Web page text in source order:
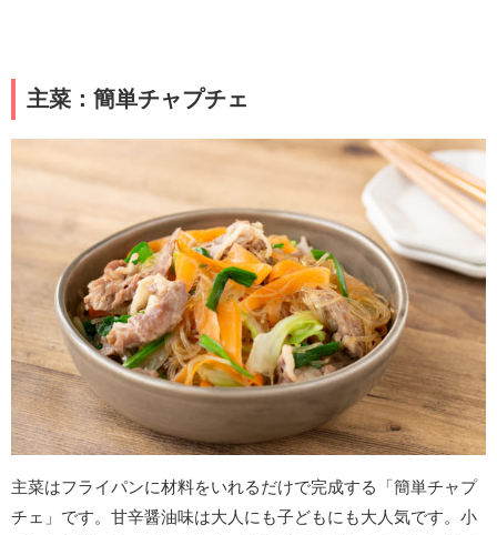
主菜：簡単チャプチェ
主菜はフライパンに材料をいれるだけで完成する「簡単チャプ
チェ」です。甘辛醤油味は大人にも子どもにも大人気です。小